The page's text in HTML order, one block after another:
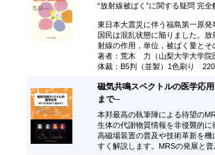
“放射線被ばく”に関する疑問 完全
東日本大震災に伴う福島第一原
国民は混乱状態に陥りました。
射線の作用，単位，被ばく量と
著者：荒木 力（山梨大学大学院
体裁：B5判（並製）1色刷り
磁気共鳴スペクトルの医学応
まで─
本邦最高の執筆陣による待望の
生体の代謝物質情報を非侵襲的
高磁場装置の普及や技術革新を
すく解説します。MRSの発展と